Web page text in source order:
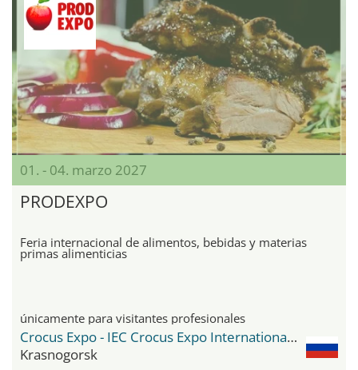
01. - 04. marzo 2027
PRODEXPO
Feria internacional de alimentos, bebidas y materias
primas alimenticias
únicamente para visitantes profesionales
Crocus Expo - IEC Crocus Expo International Exhibition Centre
Krasnogorsk